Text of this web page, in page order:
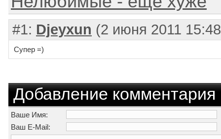
#1: Djeyxun (2 июня 2011
Супер =)
Добавление комментария
Ваше Имя:
Ваш E-Mail: